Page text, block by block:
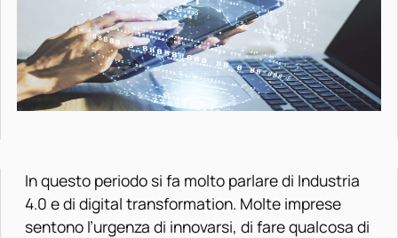
In questo periodo si fa molto parlare di Industria
4.0 e di digital transformation. Molte imprese
sentono l’urgenza di innovarsi, di fare qualcosa di